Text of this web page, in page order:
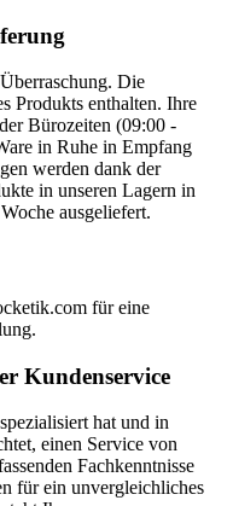
Die
Produkts enthalten. Ihre
Bürozeiten (09:00 -
in Ruhe in Empfang
werden dank der
in unseren Lagern in
ausgeliefert.
für eine
Kundenservice
hat und in
einen Service von
Fachkenntnisse
für ein unvergleichliches